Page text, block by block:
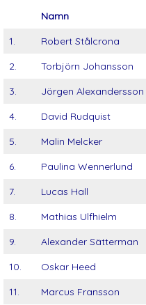
Namn
1.
Robert Stålcrona
2.
Torbjörn Johansson
3.
Jörgen Alexandersson
4.
David Rudquist
5.
Malin Melcker
6.
Paulina Wennerlund
7.
Lucas Hall
8.
Mathias Ulfhielm
9.
Alexander Sätterman
10.
Oskar Heed
11.
Marcus Fransson